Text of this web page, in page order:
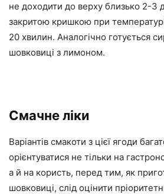
не доходити до верху близько 2-3
закритою кришкою при
20 хвилин. Аналогічно готується
шовковиці з лимоном.
Смачне ліки
Варіантів смакоти з цієї ягоди
орієнтуватися не тільки на
а й на користь, перед тим, як
шовковиці, слід оцінити